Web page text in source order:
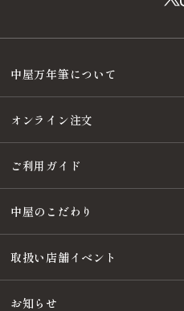
中屋万年筆について
オンライン注文
ご利用ガイド
中屋のこだわり
取扱い店舗イベント
お知らせ